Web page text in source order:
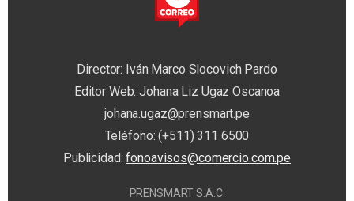
Director: Iván Marco Slocovich Pardo
Editor Web: Johana Liz Ugaz Oscanoa
johana.ugaz@prensmart.pe
Teléfono: (+511) 311 6500
Publicidad:fonoavisos@comercio.com.pe
PRENSMART S.A.C.